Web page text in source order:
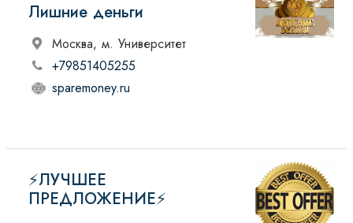
Лишние деньги
Москва, м. Университет
+79851405255
sparemoney.ru
⚡️ЛУЧШЕЕ
ПРЕДЛОЖЕНИЕ⚡️